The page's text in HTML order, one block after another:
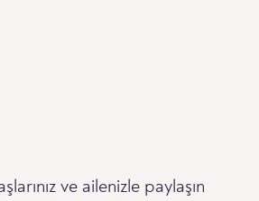
ve ailenizle paylaşın